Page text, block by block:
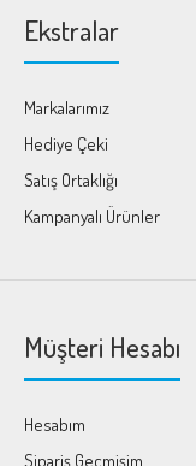
Ekstralar
Markalarımız
Hediye Çeki
Satış Ortaklığı
Kampanyalı Ürünler
Müşteri Hesabı
Hesabım
Sipariş Geçmişim